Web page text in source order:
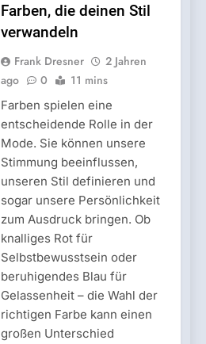
Farben, die deinen Stil
verwandeln
Frank Dresner
2 Jahren
ago
0 11 mins
Farben spielen eine
entscheidende Rolle in der
Mode. Sie können unsere
Stimmung beeinflussen,
unseren Stil definieren und
sogar unsere Persönlichkeit
zum Ausdruck bringen. Ob
knalliges Rot für
Selbstbewusstsein oder
beruhigendes Blau für
Gelassenheit – die Wahl der
richtigen Farbe kann einen
großen Unterschied